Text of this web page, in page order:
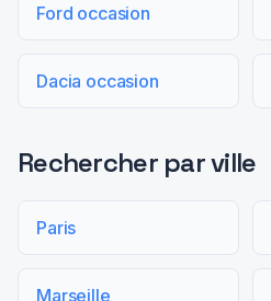
Ford occasion
Dacia occasion
Rechercher par ville
Paris
Marseille